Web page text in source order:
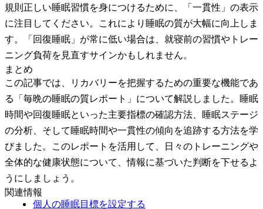
規則正しい睡眠習慣を身につけるために、「一貫性」の表示
に注目してください。これにより睡眠の質が大幅に向上しま
す。「回復睡眠」が常に低い場合は、就寝前の習慣やトレー
ニング負荷を見直すサインかもしれません。
まとめ
この記事では、リカバリーを把握するための重要な機能であ
る「毎晩の睡眠の質レポート」について解説しました。睡眠
時間や回復睡眠といった主要指標の確認方法、睡眠ステージ
の分析、そして睡眠時間や一貫性の傾向を追跡する方法を学
びました。このレポートを活用して、日々のトレーニングや
全体的な健康状態について、情報に基づいた判断を下せるよ
うにしましょう。
関連情報
個人の睡眠目標を設定する